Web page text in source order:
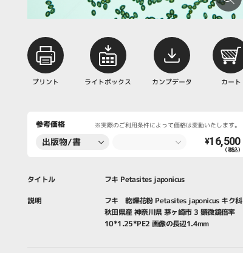
プリント ライトボックス カンプデータ カート
参考価格 ※実際のご利用条件によって価格は変動いたします。
出版物/書
¥16,500
（税込）
タイトル フキ Petasites japonicus
説明
フキ 乾燥花粉 Petasites japonicus キク科
秋田県産 神奈川県 茅ヶ崎市 3 顕微鏡倍率
10*1.25*PE2 画像の長辺1.4mm